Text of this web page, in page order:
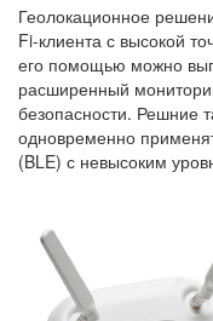
Геолокационное
Fi-клиента с высокой
его помощью можно
расширенный
безопасности. Решние
одновременно
(BLE) с невысоким